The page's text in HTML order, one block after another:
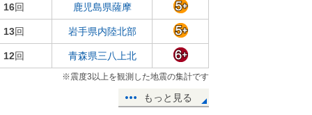
16回 鹿児島県薩摩
13回 岩手県内陸北部
12回 青森県三八上北
※震度3以上を観測した地震の集計です
もっと見る